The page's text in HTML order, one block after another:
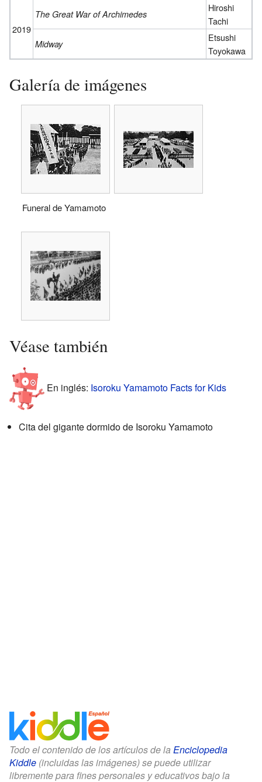
2019
The Great War of Archimedes
Hiroshi
Tachi
Midway
Etsushi
Toyokawa
Galería de imágenes
Funeral de Yamamoto
Véase también
En inglés: Isoroku Yamamoto Facts for Kids
Cita del gigante dormido de Isoroku Yamamoto
Todo el contenido de los artículos de la Enciclopedia
Kiddle (incluidas las imágenes) se puede utilizar
libremente para fines personales y educativos bajo la